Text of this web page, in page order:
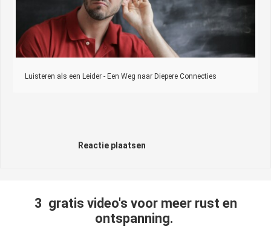
Luisteren als een Leider - Een Weg naar Diepere Connecties
Reactie plaatsen
3 gratis video's voor meer rust en
ontspanning.